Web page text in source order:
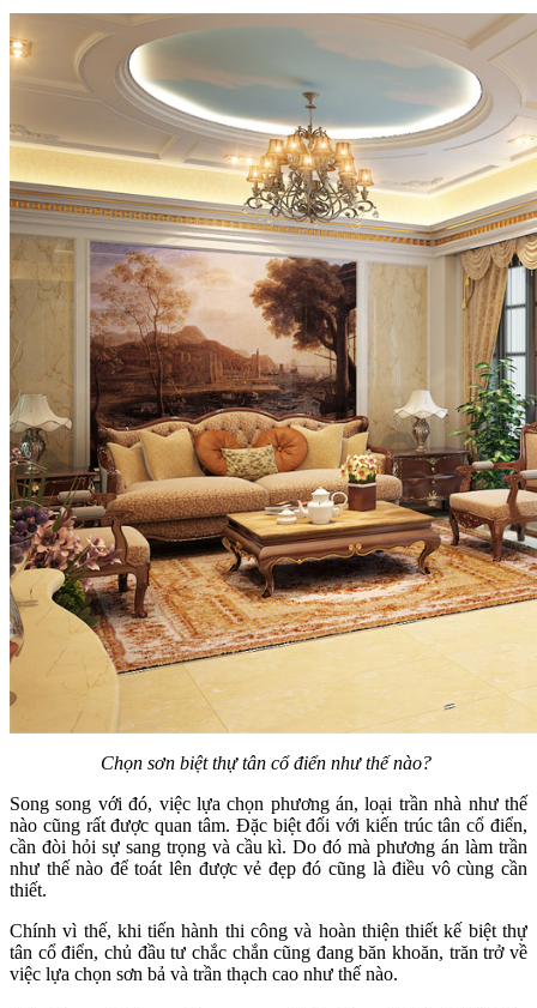
Chọn sơn biệt thự tân cổ điển như thế nào?
Song song với đó, việc lựa chọn phương án, loại trần nhà như thế
nào cũng rất được quan tâm. Đặc biệt đối với kiến trúc tân cổ điển,
cần đòi hỏi sự sang trọng và cầu kì. Do đó mà phương án làm trần
như thế nào để toát lên được vẻ đẹp đó cũng là điều vô cùng cần
thiết.
Chính vì thế, khi tiến hành thi công và hoàn thiện thiết kế biệt thự
tân cổ điển, chủ đầu tư chắc chắn cũng đang băn khoăn, trăn trở về
việc lựa chọn sơn bả và trần thạch cao như thế nào.